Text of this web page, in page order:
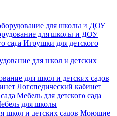
для школы и ДОУ
Игрушки для детского
для школ и детских садов
Логопедический кабинет
Мебель для детского сада
для школы
Моющие